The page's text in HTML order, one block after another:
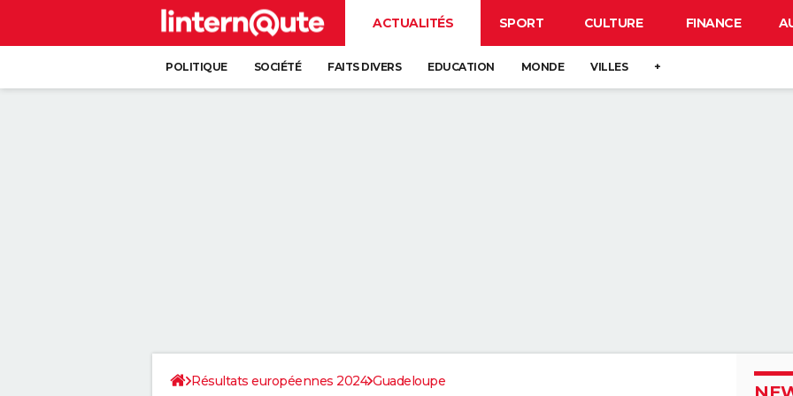
ACTUALITÉS SPORT CULTURE FINANCE
POLITIQUE SOCIÉTÉ FAITS DIVERS EDUCATION MONDE VILLES +
Résultats européennes 2024 Guadeloupe